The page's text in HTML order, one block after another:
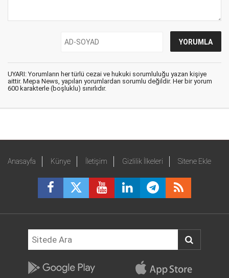
UYARI: Yorumların her türlü cezai ve hukuki sorumluluğu yazan kişiye
aittir. Mepa News, yapılan yorumlardan sorumlu değildir. Her bir yorum
600 karakterle (boşluklu) sınırlıdır.
Anasayfa Künye İletişim Gizlilik İlkeleri Sitene Ekle